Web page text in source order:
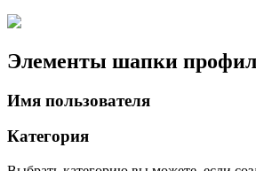
Элементы шапки
Имя пользователя
Категория